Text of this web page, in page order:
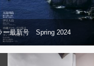
ー最新号 Spring 2024